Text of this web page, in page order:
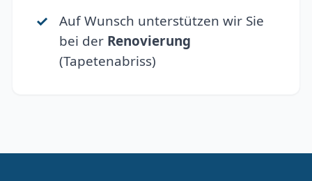
Auf Wunsch unterstützen wir Sie
bei der Renovierung
(Tapetenabriss)